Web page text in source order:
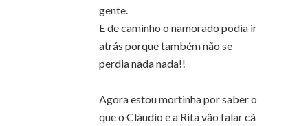
gente.
E de caminho o namorado podia ir
atrás porque também não se
perdia nada nada!!
Agora estou mortinha por saber o
que o Cláudio e a Rita vão falar cá